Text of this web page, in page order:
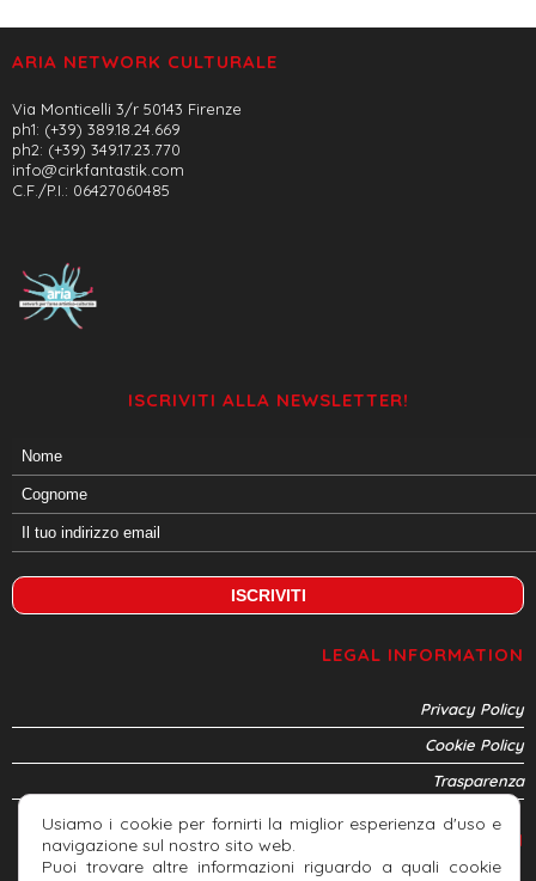
ARIA NETWORK CULTURALE
Via Monticelli 3/r 50143 Firenze
ph1: (+39) 389.18.24.669
ph2: (+39) 349.17.23.770
info@cirkfantastik.com
C.F./P.I.: 06427060485
ISCRIVITI ALLA NEWSLETTER!
LEGAL INFORMATION
Privacy Policy
Cookie Policy
Trasparenza
CONNETTITI
Usiamo i cookie per fornirti la miglior esperienza d'uso e
navigazione sul nostro sito web.
Puoi trovare altre informazioni riguardo a quali cookie